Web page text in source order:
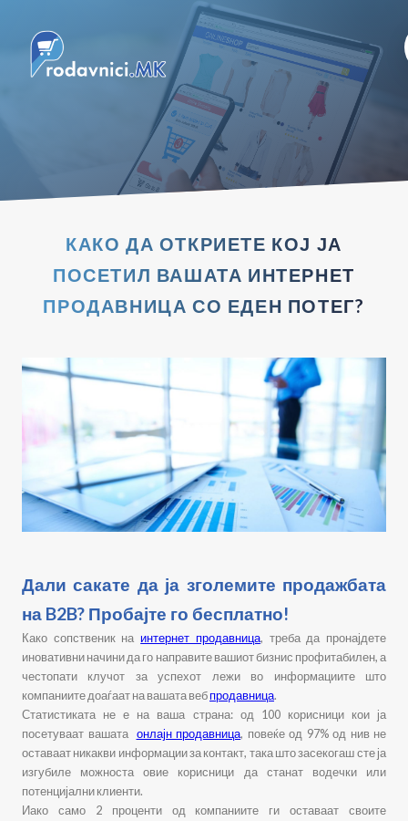
КАКО ДА ОТКРИЕТЕ КОЈ ЈА
ПОСЕТИЛ ВАШАТА ИНТЕРНЕТ
ПРОДАВНИЦА СО ЕДЕН ПОТЕГ?
Дали сакате да ја зголемите продажбата
на B2B? Пробајте го бесплатно!
Како сопственик наинтернет продавница, треба да пронајдете
иновативни начини да го направите вашиот бизнис профитабилен, а
честопати клучот за успехот лежи во информациите што
компаниите доаѓаат на вашата вебпродавница.
Статистиката не е на ваша страна: од 100 корисници кои ја
посетуваат вашата онлајн продавница, повеќе од 97% од нив не
оставаат никакви информации за контакт, така што засекогаш сте ја
изгубиле можноста овие корисници да станат водечки или
потенцијални клиенти.
Иако само 2 проценти од компаниите ги оставаат своите